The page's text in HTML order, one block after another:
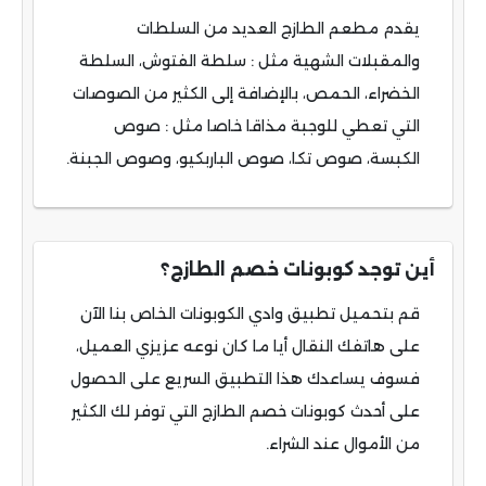
يقدم مطعم الطازج العديد من السلطات
والمقبلات الشهية مثل : سلطة الفتوش، السلطة
الخضراء، الحمص، بالإضافة إلى الكثير من الصوصات
التي تعطي للوجبة مذاقا خاصا مثل : صوص
الكبسة، صوص تكا، صوص الباربكيو، وصوص الجبنة.
أين توجد كوبونات خصم الطازج؟
قم بتحميل تطبيق وادي الكوبونات الخاص بنا الآن
على هاتفك النقال أيا ما كان نوعه عزيزي العميل،
فسوف يساعدك هذا التطبيق السريع على الحصول
على أحدث كوبونات خصم الطازج التي توفر لك الكثير
من الأموال عند الشراء.